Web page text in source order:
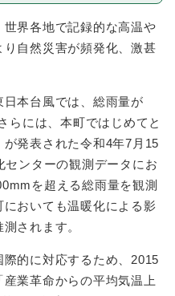
界各地で記録的な高温や
自然災害が頻発化、激甚
本台風では、総雨量が
らには、本町ではじめてと
発表された令和4年7月15
センターの観測データにお
を超える総雨量を観測
おいても温暖化による影
されます。
的に対応するため、2015
業革命からの平均気温上